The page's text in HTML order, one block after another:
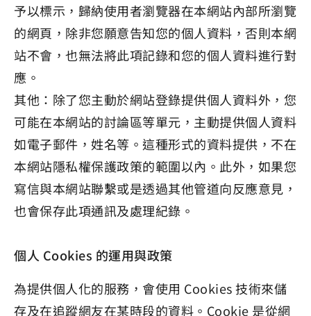
予以標示，歸納使用者瀏覽器在本網站內部所瀏覽
的網頁，除非您願意告知您的個人資料，否則本網
站不會，也無法將此項記錄和您的個人資料進行對
應。
其他：除了您主動於網站登錄提供個人資料外，您
可能在本網站的討論區等單元，主動提供個人資料
如電子郵件，姓名等。這種形式的資料提供，不在
本網站隱私權保護政策的範圍以內。此外，如果您
寫信與本網站聯繫或是透過其他管道向反應意見，
也會保存此項通訊及處理紀錄。
個人 Cookies 的運用與政策
為提供個人化的服務，會使用 Cookies 技術來儲
存及在追蹤網友在某時段的資料。Cookie 是從網